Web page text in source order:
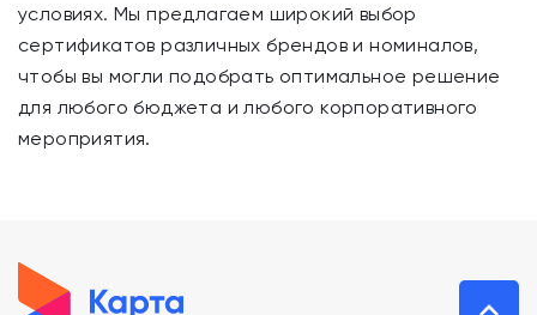
условиях. Мы предлагаем широкий выбор
сертификатов различных брендов и номиналов,
чтобы вы могли подобрать оптимальное решение
для любого бюджета и любого корпоративного
мероприятия.